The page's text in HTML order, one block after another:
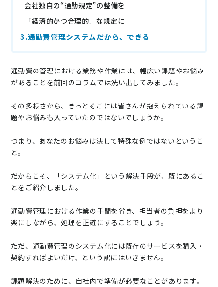
導入効果シミュレーション
お問い合わせ 料金・概要資料をDL
会社独自の“通勤規定”の整備を
「経済的かつ合理的」な規定に
3.通勤費管理システムだから、できる
通勤費の管理における業務や作業には、幅広い課題やお悩み
があることを前回のコラムでは洗い出してみました。
その多様さから、きっとそこには皆さんが抱えられている課
題やお悩みも入っていたのではないでしょうか。
つまり、あなたのお悩みは決して特殊な例ではないというこ
と。
だからこそ、「システム化」という解決手段が、既にあるこ
とをご紹介しました。
通勤費管理における作業の手間を省き、担当者の負担をより
楽にしながら、処理を正確にすることでしょう。
ただ、通勤費管理のシステム化には既存のサービスを購入・
契約すればよいだけ、という訳にはいきません。
課題解決のために、自社内で準備が必要なことがあります。